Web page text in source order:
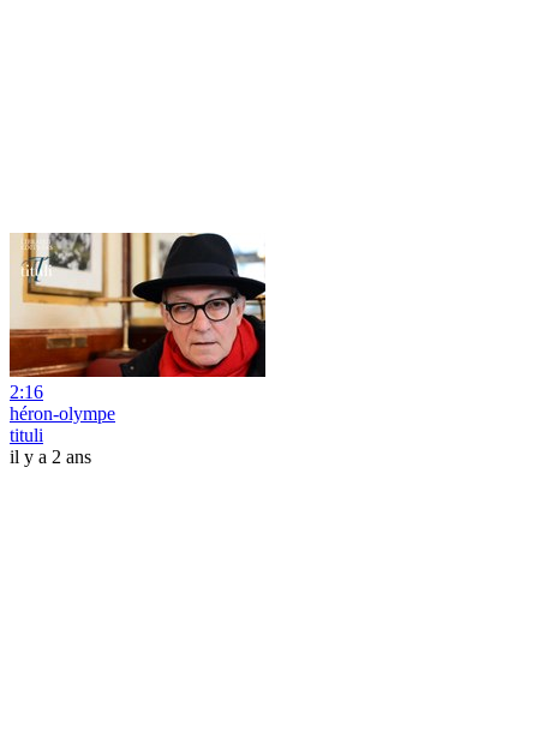
2:16
héron-olympe
tituli
il y a 2 ans